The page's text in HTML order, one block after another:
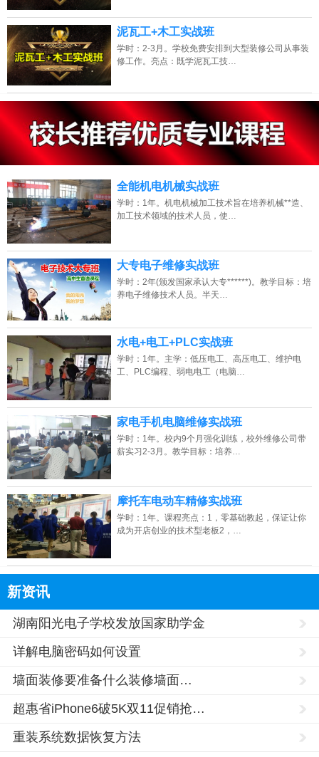
泥瓦工+木工实战班
学时：2-3月。学校免费安排到大型装修公司从事装
修工作。亮点：既学泥瓦工技…
点击免费咨询电话：13807313137
全能机电机械实战班
学时：1年。机电机械加工技术旨在培养机械**造、
加工技术领域的技术人员，使…
大专电子维修实战班
学时：2年(颁发国家承认大专******)。教学目标：培
养电子维修技术人员。半天…
水电+电工+PLC实战班
学时：1年。主学：低压电工、高压电工、维护电
工、PLC编程、弱电电工（电脑…
家电手机电脑维修实战班
学时：1年。校内9个月强化训练，校外维修公司带
薪实习2-3月。教学目标：培养…
摩托车电动车精修实战班
学时：1年。课程亮点：1，零基础教起，保证让你
成为开店创业的技术型老板2，…
新资讯
湖南阳光电子学校发放国家助学金
详解电脑密码如何设置
墙面装修要准备什么装修墙面…
超惠省iPhone6破5K双11促销抢…
重装系统数据恢复方法